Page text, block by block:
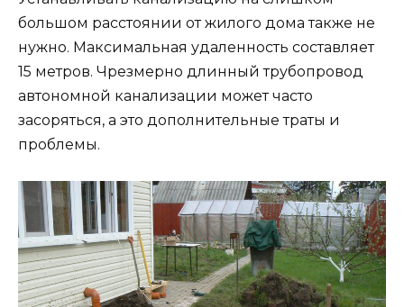
большом расстоянии от жилого дома также не
нужно. Максимальная удаленность составляет
15 метров. Чрезмерно длинный трубопровод
автономной канализации может часто
засоряться, а это дополнительные траты и
проблемы.